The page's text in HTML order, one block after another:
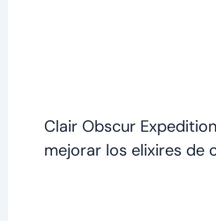
Clair Obscur
mejorar los elixires de